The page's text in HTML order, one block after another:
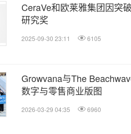
CeraVe和欧莱雅集团因突
研究奖
2025-09-30 23:11 6105
Growvana与The
数字与零售商业版图
2026-03-29 04:35 6960